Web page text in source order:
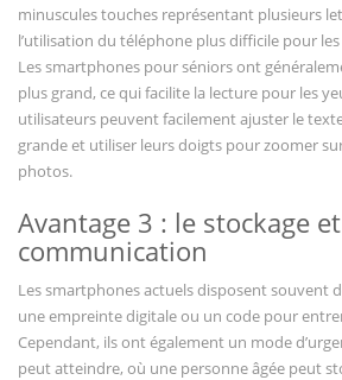
minuscules touches représentant plusieurs
l’utilisation du téléphone plus difficile pour
Les smartphones pour séniors ont
plus grand, ce qui facilite la lecture pour les
utilisateurs peuvent facilement ajuster le
grande et utiliser leurs doigts pour zoomer
photos.
Avantage 3 : le stockage
communication
Les smartphones actuels disposent souvent
une empreinte digitale ou un code pour
Cependant, ils ont également un mode
peut atteindre, où une personne âgée peut